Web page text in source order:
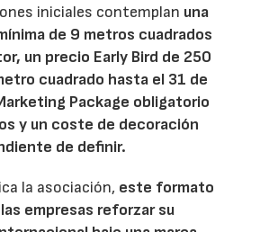
iniciales contemplan una
de 9 metros cuadrados
un precio Early Bird de 250
cuadrado hasta el 31 de
Package obligatorio
y un coste de decoración
de definir.
la asociación, este formato
empresas reforzar su